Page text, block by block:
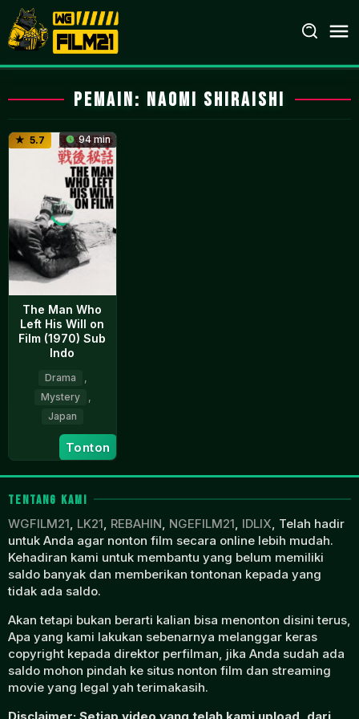
Loncat
ke
konten
Pemain: Naomi Shiraishi
5.7 94 min
The Man Who
Left His Will on
Film (1970) Sub
Indo
Drama
Mystery
Japan
27
Jun
1970
Nagisa
Ōshima
Tonton
TENTANG KAMI
WGFILM21, LK21, REBAHIN, NGEFILM21, IDLIX, Telah hadir
untuk Anda agar nonton film secara online lebih mudah.
Kehadiran kami untuk membantu yang belum memiliki
saldo banyak dan memberikan tontonan kepada yang
tidak ada saldo.
Akan tetapi bukan berarti kalian bisa menonton disini terus,
Apa yang kami lakukan sebenarnya melanggar keras
copyright kepada direktor perfilman, jika Anda sudah ada
saldo mohon pindah ke situs nonton film dan streaming
movie yang legal yah terimakasih.